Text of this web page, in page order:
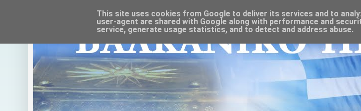
This site uses cookies from Google to deliver its services and to
user-agent are shared with Google along with performance and
service, generate usage statistics, and to detect and address abuse.